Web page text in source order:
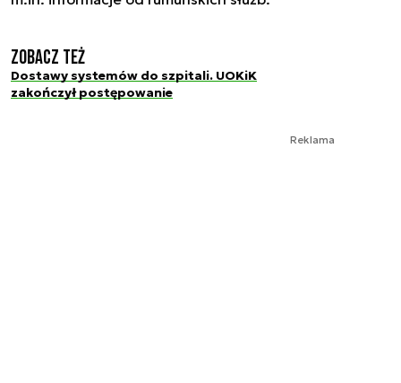
Zobacz też
Dostawy systemów do szpitali. UOKiK
zakończył postępowanie
Reklama